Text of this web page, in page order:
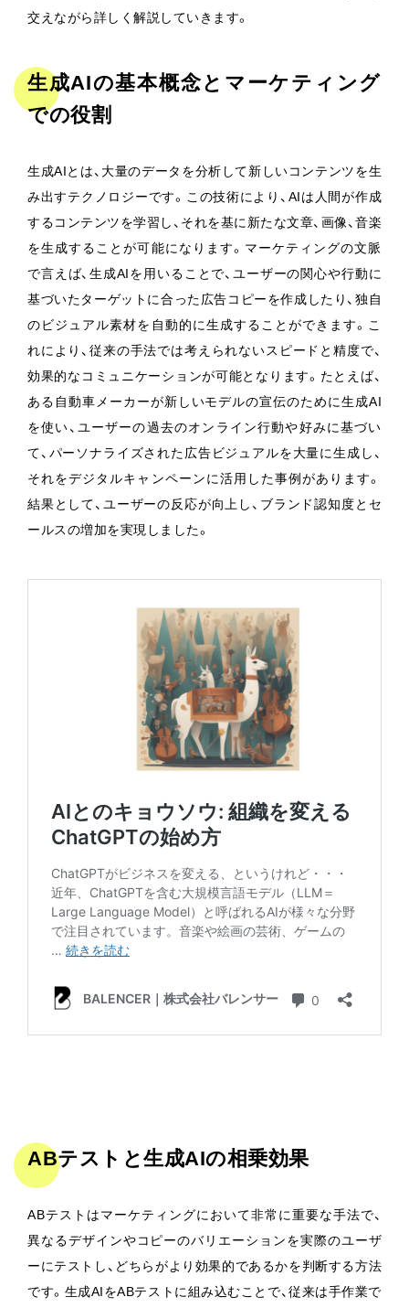
交えながら詳しく解説していきます。
生成AIの基本概念とマーケティング
での役割
生成AIとは、大量のデータを分析して新しいコンテンツを生
み出すテクノロジーです。この技術により、AIは人間が作成
するコンテンツを学習し、それを基に新たな文章、画像、音楽
を生成することが可能になります。マーケティングの文脈
で言えば、生成AIを用いることで、ユーザーの関心や行動に
基づいたターゲットに合った広告コピーを作成したり、独自
のビジュアル素材を自動的に生成することができます。こ
れにより、従来の手法では考えられないスピードと精度で、
効果的なコミュニケーションが可能となります。たとえば、
ある自動車メーカーが新しいモデルの宣伝のために生成AI
を使い、ユーザーの過去のオンライン行動や好みに基づい
て、パーソナライズされた広告ビジュアルを大量に生成し、
それをデジタルキャンペーンに活用した事例があります。
結果として、ユーザーの反応が向上し、ブランド認知度とセ
ールスの増加を実現しました。
ABテストと生成AIの相乗効果
ABテストはマーケティングにおいて非常に重要な手法で、
異なるデザインやコピーのバリエーションを実際のユーザ
ーにテストし、どちらがより効果的であるかを判断する方法
です。生成AIをABテストに組み込むことで、従来は手作業で